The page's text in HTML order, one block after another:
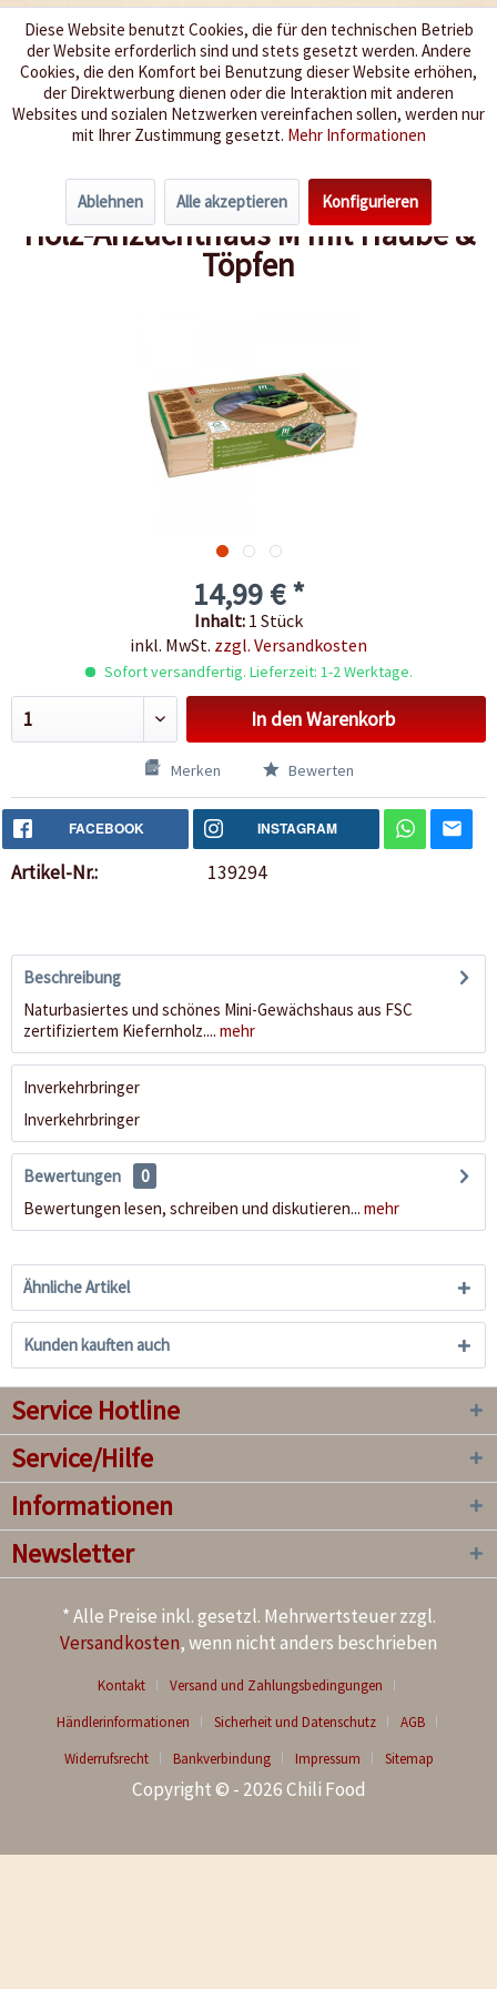
Wir würzen Ihr Leben
Menü
Übersicht Chili-Zucht
Holz-Anzuchthaus M mit Haube &
Töpfen
14,99 € *
Inhalt: 1 Stück
inkl. MwSt. zzgl. Versandkosten
Sofort versandfertig. Lieferzeit: 1-2 Werktage.
In denWarenkorb
Merken Bewerten
FACEBOOK INSTAGRAM
Artikel-Nr.: 139294
Beschreibung
Naturbasiertes und schönes Mini-Gewächshaus aus FSC
zertifiziertem Kiefernholz.... mehr
Inverkehrbringer
Inverkehrbringer
Bewertungen
0
Bewertungen lesen, schreiben und diskutieren... mehr
Ähnliche Artikel
Kunden kauften auch
Service Hotline
Service/Hilfe
Informationen
Newsletter
* Alle Preise inkl. gesetzl. Mehrwertsteuer zzgl.
Versandkosten, wenn nicht anders beschrieben
Kontakt
Versand und Zahlungsbedingungen
Händlerinformationen
Sicherheit und Datenschutz
AGB
Widerrufsrecht
Bankverbindung Impressum Sitemap
Copyright © - 2026 Chili Food
Diese Website benutzt Cookies, die für den technischen Betrieb
der Website erforderlich sind und stets gesetzt werden. Andere
Cookies, die den Komfort bei Benutzung dieser Website erhöhen,
der Direktwerbung dienen oder die Interaktion mit anderen
Websites und sozialen Netzwerken vereinfachen sollen, werden nur
mit Ihrer Zustimmung gesetzt. Mehr Informationen
Ablehnen Alle akzeptieren Konfigurieren